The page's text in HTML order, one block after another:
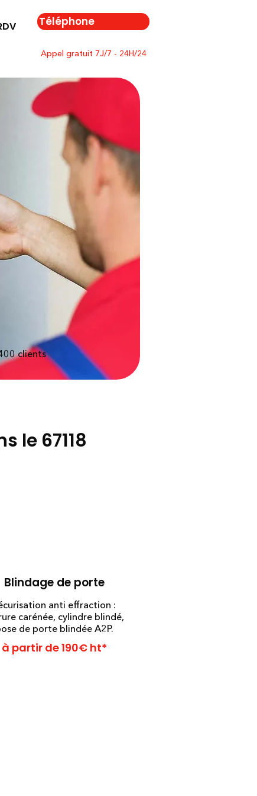
Téléphone
Appel gratuit 7J/7 - 24H/24
clients
le 67118
Blindage de porte
anti effraction :
carénée, cylindre blindé,
de porte blindée A2P.
à partir de 190€ ht*